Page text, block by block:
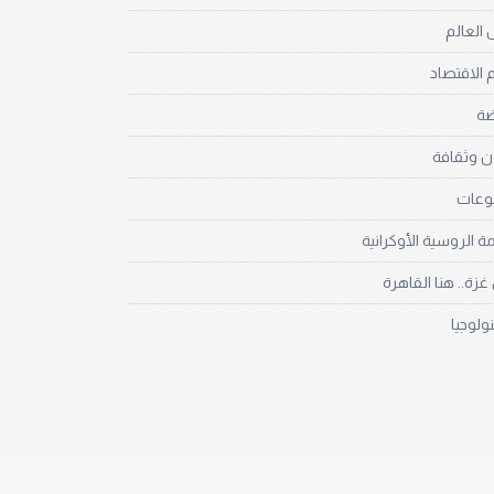
العالم
الاقتصاد
وثقافة
الروسية الأوكرانية
هنا القاهرة